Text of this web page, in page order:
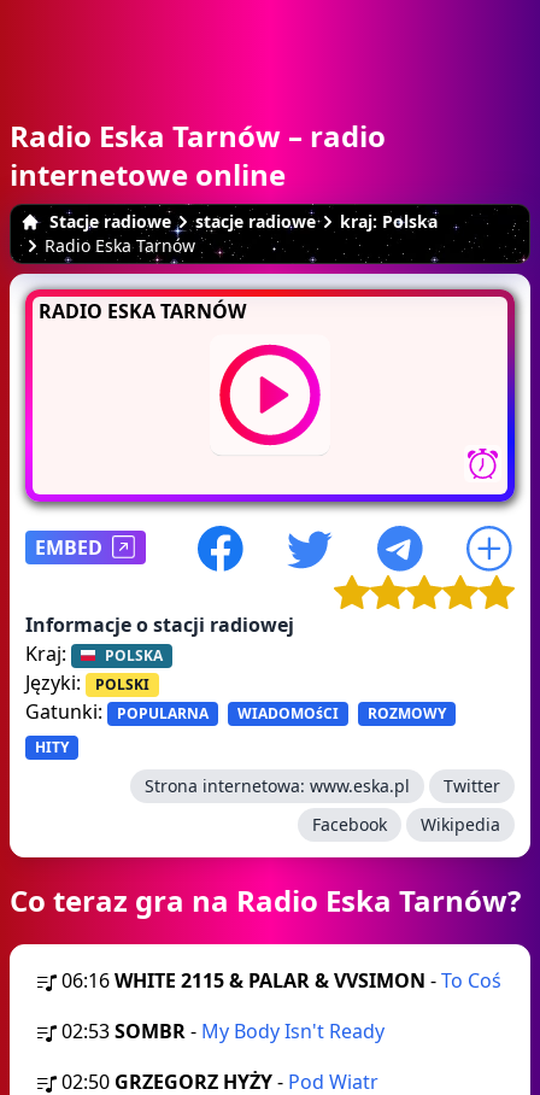
Radio Eska Tarnów – radio
internetowe online
Stacje radiowe stacje radiowe
kraj: Polska
Radio Eska Tarnów
RADIO ESKA TARNÓW
EMBED
Informacje o stacji radiowej
Kraj:
POLSKA
Języki: POLSKI
Gatunki: POPULARNA WIADOMOśCI
ROZMOWY
HITY
Strona internetowa: www.eska.pl
Twitter
Facebook
Wikipedia
Co teraz gra na Radio Eska Tarnów?
06:16WHITE 2115 & PALAR & VVSIMON -To Coś
02:53SOMBR- My Body Isn't Ready
02:50 GRZEGORZ HYŻY- Pod Wiatr